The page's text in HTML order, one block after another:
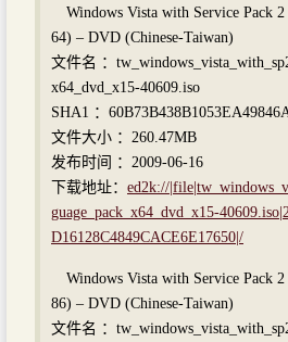
Windows Vista with Service Pack
64) – DVD (Chinese-Taiwan)
文件名 ：
x64_dvd_x15-40609.iso
SHA1 ：
文件大小 ：260.47MB
发布时间 ：2009-06-16
下载地址： ed2k://
guage_pack_x64_dvd_x15-
D16128C4849CACE6E17650|/
Windows Vista with Service Pack
86) – DVD (Chinese-Taiwan)
文件名 ：